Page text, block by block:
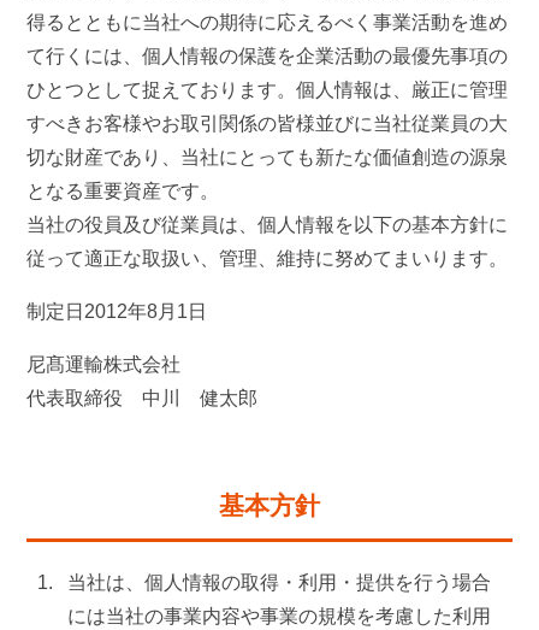
得るとともに当社への期待に応えるべく事業活動を進め
て行くには、個人情報の保護を企業活動の最優先事項の
ひとつとして捉えております。個人情報は、厳正に管理
すべきお客様やお取引関係の皆様並びに当社従業員の大
切な財産であり、当社にとっても新たな価値創造の源泉
となる重要資産です。
当社の役員及び従業員は、個人情報を以下の基本方針に
従って適正な取扱い、管理、維持に努めてまいります。
制定日2012年8月1日
尼髙運輸株式会社
代表取締役 中川 健太郎
基本方針
当社は、個人情報の取得・利用・提供を行う場合
には当社の事業内容や事業の規模を考慮した利用